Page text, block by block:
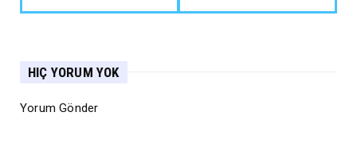
HIÇ YORUM YOK
Yorum Gönder